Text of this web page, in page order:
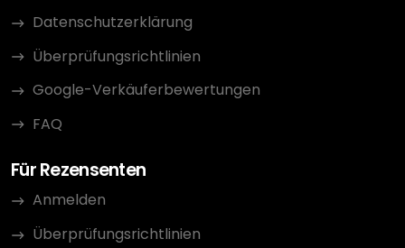
Datenschutzerklärung
Überprüfungsrichtlinien
Google-Verkäuferbewertungen
FAQ
Für Rezensenten
Anmelden
Überprüfungsrichtlinien